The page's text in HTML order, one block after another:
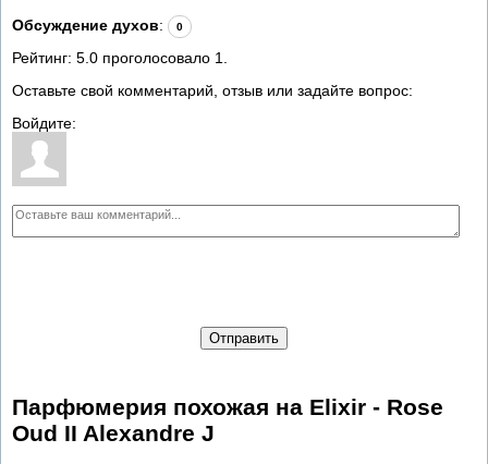
Обсуждение духов: 0
Рейтинг: 5.0 проголосовало 1
Оставьте свой комментарий, отзыв или задайте вопрос:
Войдите:
Отправить
Парфюмерия похожая на Elixir - Rose
Oud II Alexandre J